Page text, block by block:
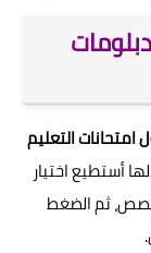
امتحانات التعليم
أستطيع اختيار
ثم الضغط